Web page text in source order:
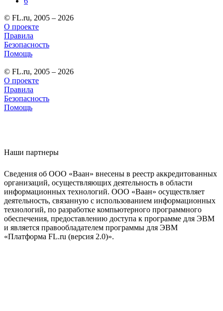
© FL.ru, 2005 – 2026
О проекте
Правила
Безопасность
Помощь
© FL.ru, 2005 – 2026
О проекте
Правила
Безопасность
Помощь
Наши партнеры
Сведения об ООО «Ваан» внесены в реестр аккредитованных
организаций, осуществляющих деятельность в области
информационных технологий. ООО «Ваан» осуществляет
деятельность, связанную с использованием информационных
технологий, по разработке компьютерного программного
обеспечения, предоставлению доступа к программе для ЭВМ
и является правообладателем программы для ЭВМ
«Платформа FL.ru (версия 2.0)».